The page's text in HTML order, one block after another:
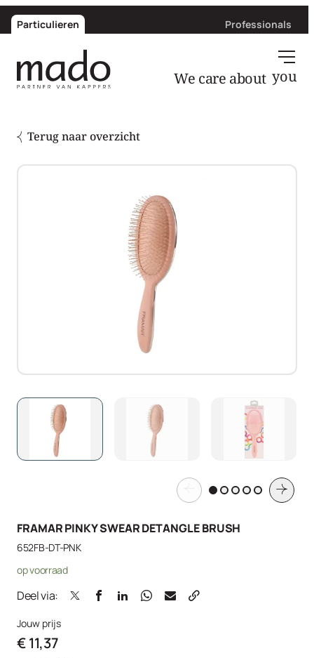
Particulieren Professionals
We care about you
Terug naar overzicht
FRAMAR PINKY SWEAR DETANGLE BRUSH
652FB-DT-PNK
op voorraad
Deel via:
Jouw prijs
€ 11,37